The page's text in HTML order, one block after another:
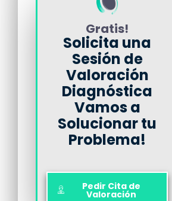
Gratis!
Solicita una
Sesión de
Valoración
Diagnóstica
Vamos a
Solucionar tu
Problema!
Pedir Cita de
Valoración